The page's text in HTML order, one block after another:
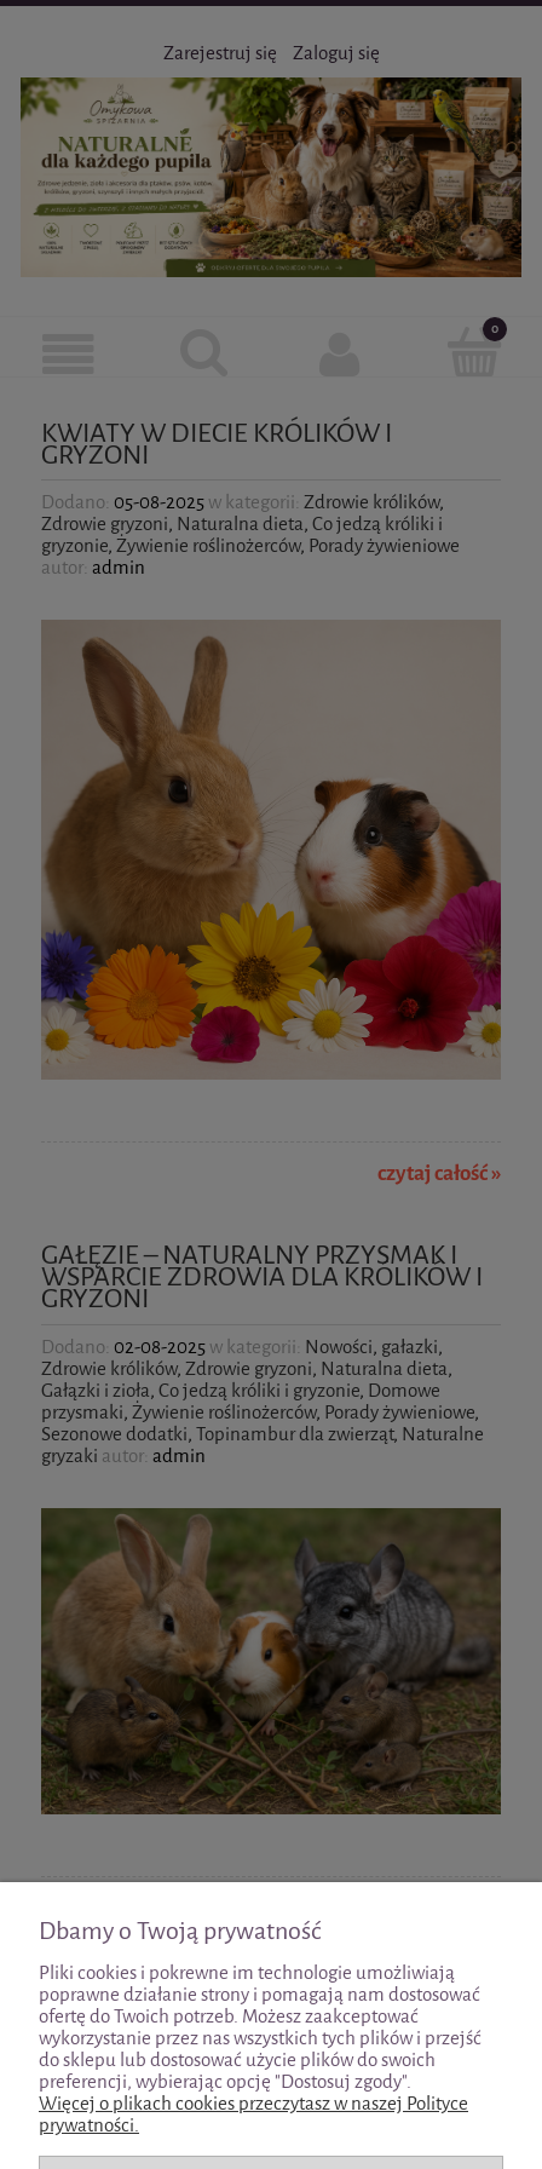
Zarejestruj się Zaloguj się
KWIATY W DIECIE KRÓLIKÓW I
GRYZONI
Dodano: 05-08-2025 w kategorii: Zdrowie królików,
Zdrowie gryzoni, Naturalna dieta, Co jedzą króliki i
gryzonie, Żywienie roślinożerców, Porady żywieniowe
autor: admin
czytaj całość »
GAŁĘZIE – NATURALNY PRZYSMAK I
WSPARCIE ZDROWIA DLA KRÓLIKÓW I
GRYZONI
Dodano: 02-08-2025 w kategorii: Nowości, gałazki,
Zdrowie królików, Zdrowie gryzoni, Naturalna dieta,
Gałązki i zioła, Co jedzą króliki i gryzonie, Domowe
przysmaki, Żywienie roślinożerców, Porady żywieniowe,
Sezonowe dodatki, Topinambur dla zwierząt, Naturalne
gryzaki autor: admin
Pomoc
Dbamy o Twoją prywatność
Pliki cookies i pokrewne im technologie umożliwiają
poprawne działanie strony i pomagają nam dostosować
ofertę do Twoich potrzeb. Możesz zaakceptować
wykorzystanie przez nas wszystkich tych plików i przejść
do sklepu lub dostosować użycie plików do swoich
preferencji, wybierając opcję "Dostosuj zgody".
Więcej o plikach cookies przeczytasz w naszej Polityce
prywatności.